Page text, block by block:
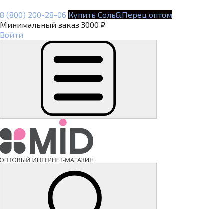
8 (800) 200-28-06 Купить Соль&Перец оптом
Минимальный заказ 3000 ₽
Войти